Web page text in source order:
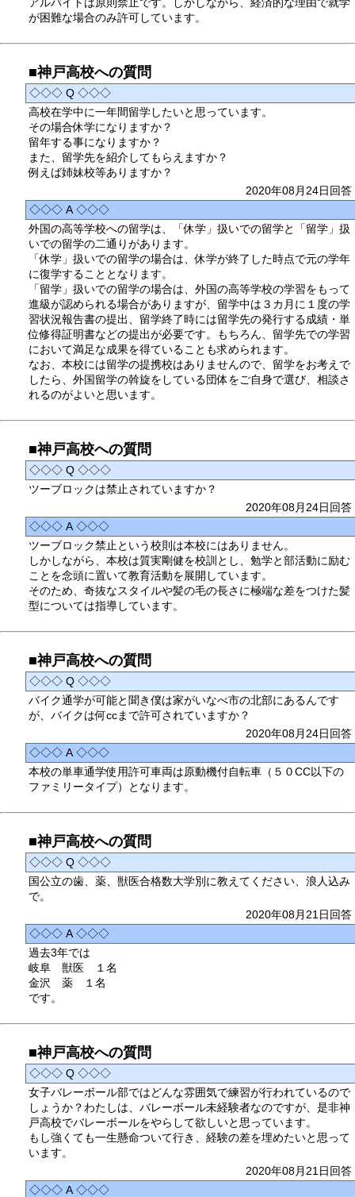
が困難な場合のみ許可しています。
■神戸高校への質問
◇◇◇ Q ◇◇◇
高校在学中に一年間留学したいと思っています。
その場合休学になりますか？
留年する事になりますか？
また、留学先を紹介してもらえますか？
例えば姉妹校等ありますか？
2020年08月24日回答
◇◇◇ A ◇◇◇
外国の高等学校への留学は、「休学」扱いでの留学と「留学」扱
いでの留学の二通りがあります。
「休学」扱いでの留学の場合は、休学が終了した時点で元の学年
に復学することとなります。
「留学」扱いでの留学の場合は、外国の高等学校の学習をもって
進級が認められる場合がありますが、留学中は３カ月に１度の学
習状況報告書の提出、留学終了時には留学先の発行する成績・単
位修得証明書などの提出が必要です。もちろん、留学先での学習
において満足な成果を得ていることも求められます。
なお、本校には留学の提携校はありませんので、留学をお考えで
したら、外国留学の斡旋をしている団体をご自身で選び、相談さ
れるのがよいと思います。
■神戸高校への質問
◇◇◇ Q ◇◇◇
ツーブロックは禁止されていますか？
2020年08月24日回答
◇◇◇ A ◇◇◇
ツーブロック禁止という校則は本校にはありません。
しかしながら、本校は質実剛健を校訓とし、勉学と部活動に励む
ことを念頭に置いて教育活動を展開しています。
そのため、奇抜なスタイルや髪の毛の長さに極端な差をつけた髪
型については指導しています。
■神戸高校への質問
◇◇◇ Q ◇◇◇
バイク通学が可能と聞き僕は家がいなべ市の北部にあるんです
が、バイクは何ccまで許可されていますか？
2020年08月24日回答
◇◇◇ A ◇◇◇
本校の単車通学使用許可車両は原動機付自転車（５０CC以下の
ファミリータイプ）となります。
■神戸高校への質問
◇◇◇ Q ◇◇◇
国公立の歯、薬、獣医合格数大学別に教えてください、浪人込み
で。
2020年08月21日回答
◇◇◇ A ◇◇◇
過去3年では
岐阜 獣医 １名
金沢 薬 １名
です。
■神戸高校への質問
◇◇◇ Q ◇◇◇
女子バレーボール部ではどんな雰囲気で練習が行われているので
しょうか？わたしは、バレーボール未経験者なのですが、是非神
戸高校でバレーボールをやらして欲しいと思っています。
もし強くても一生懸命ついて行き、経験の差を埋めたいと思って
います。
2020年08月21日回答
◇◇◇ A ◇◇◇